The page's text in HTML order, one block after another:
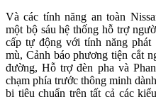
Và các tính năng an toàn
một bộ sáu hệ thống hỗ trợ
cấp tự động với tính năng
mù, Cảnh báo phương tiện cắt
đường, Hỗ trợ đèn pha và
chạm phía trước thông minh
bị tiêu chuẩn trên tất cả các